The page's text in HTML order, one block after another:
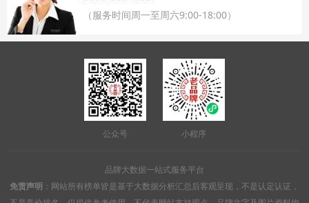
（服务时间周一至周六9:00-18:00）
公众号 小程序
品牌大数据一站式服务平台
免责声明 ：网站所有榜单皆是基于大数据分析汇总后客观呈现，不是认定认证，